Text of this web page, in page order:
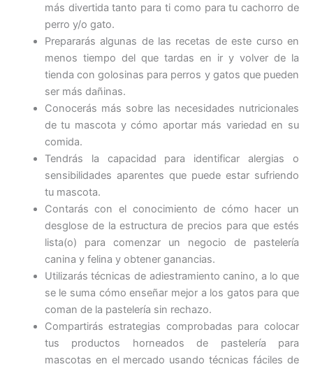
más divertida tanto para ti como para tu cachorro de
perro y/o gato.
Prepararás algunas de las recetas de este curso en
menos tiempo del que tardas en ir y volver de la
tienda con golosinas para perros y gatos que pueden
ser más dañinas.
Conocerás más sobre las necesidades nutricionales
de tu mascota y cómo aportar más variedad en su
comida.
Tendrás la capacidad para identificar alergias o
sensibilidades aparentes que puede estar sufriendo
tu mascota.
Contarás con el conocimiento de cómo hacer un
desglose de la estructura de precios para que estés
lista(o) para comenzar un negocio de pastelería
canina y felina y obtener ganancias.
Utilizarás técnicas de adiestramiento canino, a lo que
se le suma cómo enseñar mejor a los gatos para que
coman de la pastelería sin rechazo.
Compartirás estrategias comprobadas para colocar
tus productos horneados de pastelería para
mascotas en el mercado usando técnicas fáciles de